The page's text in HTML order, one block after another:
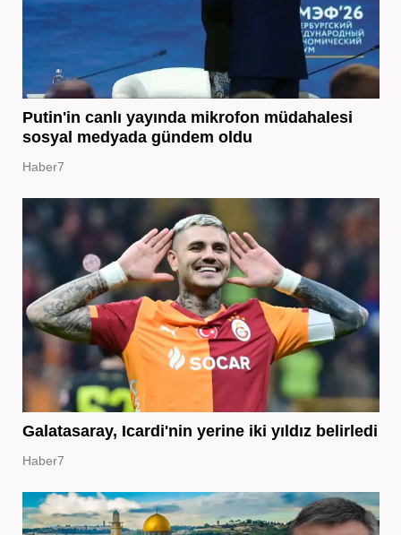
Putin'in canlı yayında mikrofon müdahalesi
sosyal medyada gündem oldu
Haber7
Galatasaray, Icardi'nin yerine iki yıldız belirledi
Haber7